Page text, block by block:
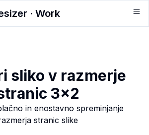
· Work
sliko v razmerje
3x2
in enostavno spreminjanje
stranic slike